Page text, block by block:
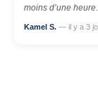
moins d’une
Kamel S. — il y a 3